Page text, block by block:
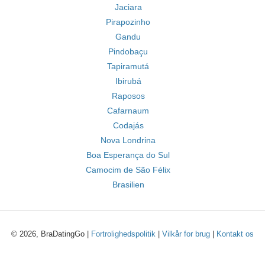
Jaciara
Pirapozinho
Gandu
Pindobaçu
Tapiramutá
Ibirubá
Raposos
Cafarnaum
Codajás
Nova Londrina
Boa Esperança do Sul
Camocim de São Félix
Brasilien
© 2026, BraDatingGo | Fortrolighedspolitik Vilkår for brug Kontakt os